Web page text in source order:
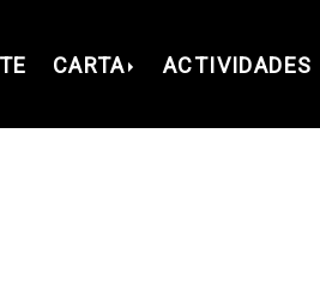
CARTA ACTIVIDADES